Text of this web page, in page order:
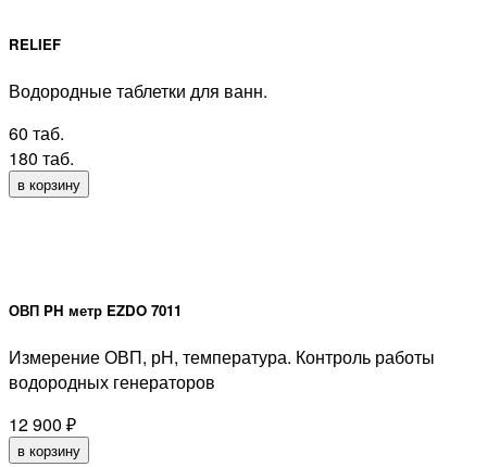
RELIEF
Водородные таблетки для ванн.
60 таб.
180 таб.
в корзину
ОВП PH метр EZDO 7011
Измерение ОВП, рН, температура. Контроль работы
водородных генераторов
12 900 ₽
в корзину